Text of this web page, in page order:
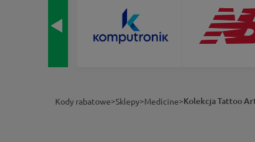
Kody rabatowe>Sklepy>Medicine>Kolekcja Tattoo